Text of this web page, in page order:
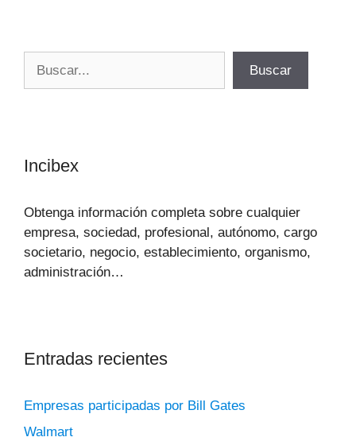
Buscar
Incibex
Obtenga información completa sobre cualquier
empresa, sociedad, profesional, autónomo, cargo
societario, negocio, establecimiento, organismo,
administración…
Entradas recientes
Empresas participadas por Bill Gates
Walmart